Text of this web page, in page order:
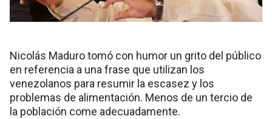
Nicolás Maduro tomó con humor un grito del público
en referencia a una frase que utilizan los
venezolanos para resumir la escasez y los
problemas de alimentación. Menos de un tercio de
la población come adecuadamente.